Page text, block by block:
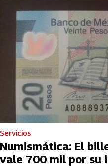
Servicios
Numismática: El
vale 700 mil por su